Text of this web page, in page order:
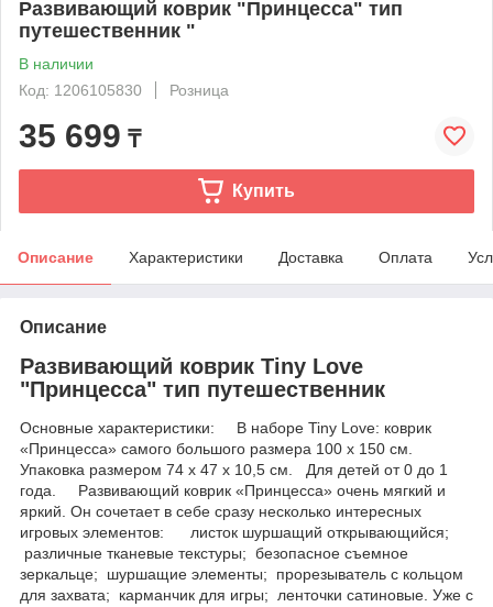
Развивающий коврик "Принцесса" тип
путешественник "
В наличии
Код: 1206105830
Розница
35 699 ₸
Купить
Описание Характеристики Доставка Оплата
Описание
Развивающий коврик Tiny Love
"Принцесса" тип путешественник
Основные характеристики: В наборе Tiny Love: коврик
«Принцесса» самого большого размера 100 х 150 см.
Упаковка размером 74 х 47 х 10,5 см. Для детей от 0 до 1
года. Развивающий коврик «Принцесса» очень мягкий и
яркий. Он сочетает в себе сразу несколько интересных
игровых элементов: листок шуршащий открывающийся;
различные тканевые текстуры; безопасное съемное
зеркальце; шуршащие элементы; прорезыватель с кольцом
для захвата; карманчик для игры; ленточки сатиновые. Уже с